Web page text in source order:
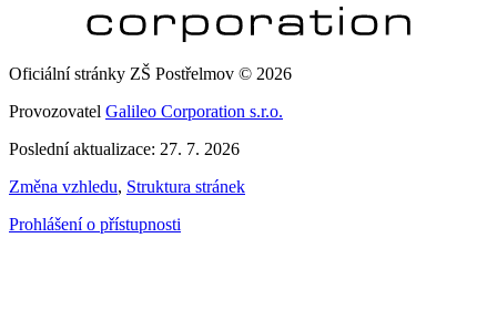
Oficiální stránky ZŠ Postřelmov © 2026
Provozovatel Galileo Corporation s.r.o.
Poslední aktualizace: 27. 7. 2026
Změna vzhledu, Struktura stránek
Prohlášení o přístupnosti